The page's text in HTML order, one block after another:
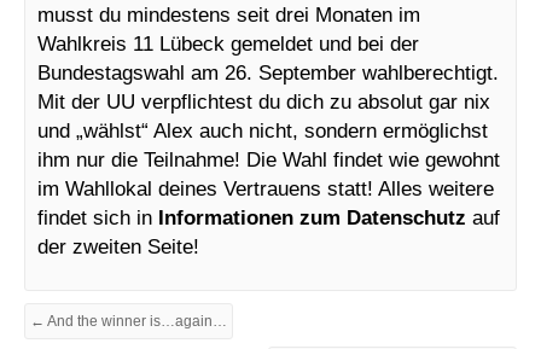
musst du mindestens seit drei Monaten im
Wahlkreis 11 Lübeck gemeldet und bei der
Bundestagswahl am 26. September wahlberechtigt.
Mit der UU verpflichtest du dich zu absolut gar nix
und „wählst“ Alex auch nicht, sondern ermöglichst
ihm nur die Teilnahme! Die Wahl findet wie gewohnt
im Wahllokal deines Vertrauens statt! Alles weitere
findet sich in Informationen zum Datenschutz auf
der zweiten Seite!
← And the winner is…again…